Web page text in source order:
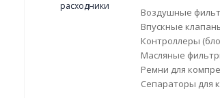
Воздушные
Впускные
Контроллеры
Масляные
Ремни для
Сепараторы для